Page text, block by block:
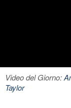
Video del Giorno:
Taylor